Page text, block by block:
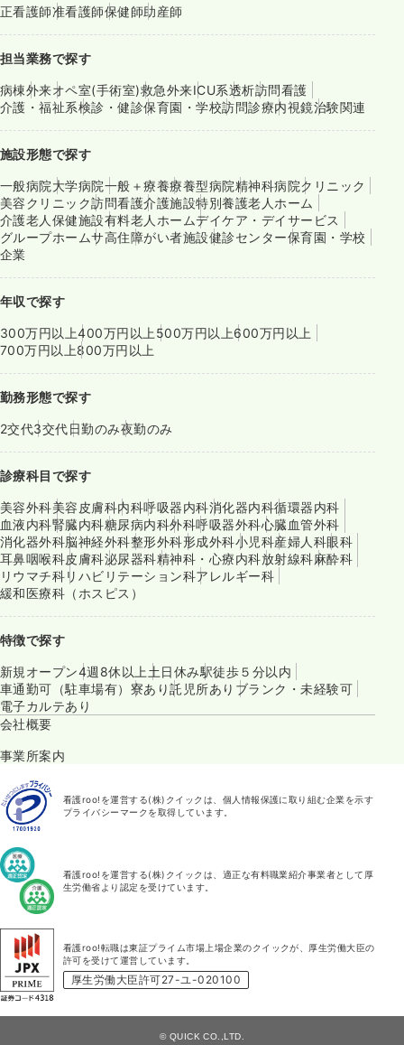
正看護師准看護師保健師助産師
担当業務で探す
病棟外来オペ室(手術室)救急外来ICU系透析訪問看護
介護・福祉系検診・健診保育園・学校訪問診療内視鏡治験関連
施設形態で探す
一般病院大学病院一般＋療養療養型病院精神科病院クリニック
美容クリニック訪問看護介護施設特別養護老人ホーム
介護老人保健施設有料老人ホームデイケア・デイサービス
グループホームサ高住障がい者施設健診センター保育園・学校
企業
年収で探す
300万円以上400万円以上 500万円以上600万円以上
700万円以上800万円以上
勤務形態で探す
2交代3交代日勤のみ夜勤のみ
診療科目で探す
美容外科美容皮膚科内科呼吸器内科消化器内科循環器内科
血液内科腎臓内科糖尿病内科外科呼吸器外科心臓血管外科
消化器外科脳神経外科整形外科形成外科小児科産婦人科眼科
耳鼻咽喉科皮膚科泌尿器科精神科・心療内科放射線科麻酔科
リウマチ科リハビリテーション科アレルギー科
緩和医療科（ホスピス）
特徴で探す
新規オープン4週8休以上 土日休み駅徒歩５分以内
車通勤可（駐車場有） 寮あり託児所あり ブランク・未経験可
電子カルテあり
会社概要
事業所案内
看護roo!を運営する(株)クイックは、個人情報保護に取り組む企業を示す
プライバシーマークを取得しています。
看護roo!を運営する(株)クイックは、適正な有料職業紹介事業者として厚
生労働省より認定を受けています。
看護roo!転職は東証プライム市場上場企業のクイックが、厚生労働大臣の
許可を受けて運営しています。
厚生労働大臣許可27-ユ-020100
© QUICK CO.,LTD.